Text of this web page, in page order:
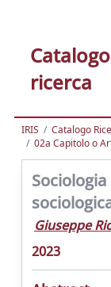
ricerca
IRIS Catalogo
02a Capitolo o
Giuseppe
2023